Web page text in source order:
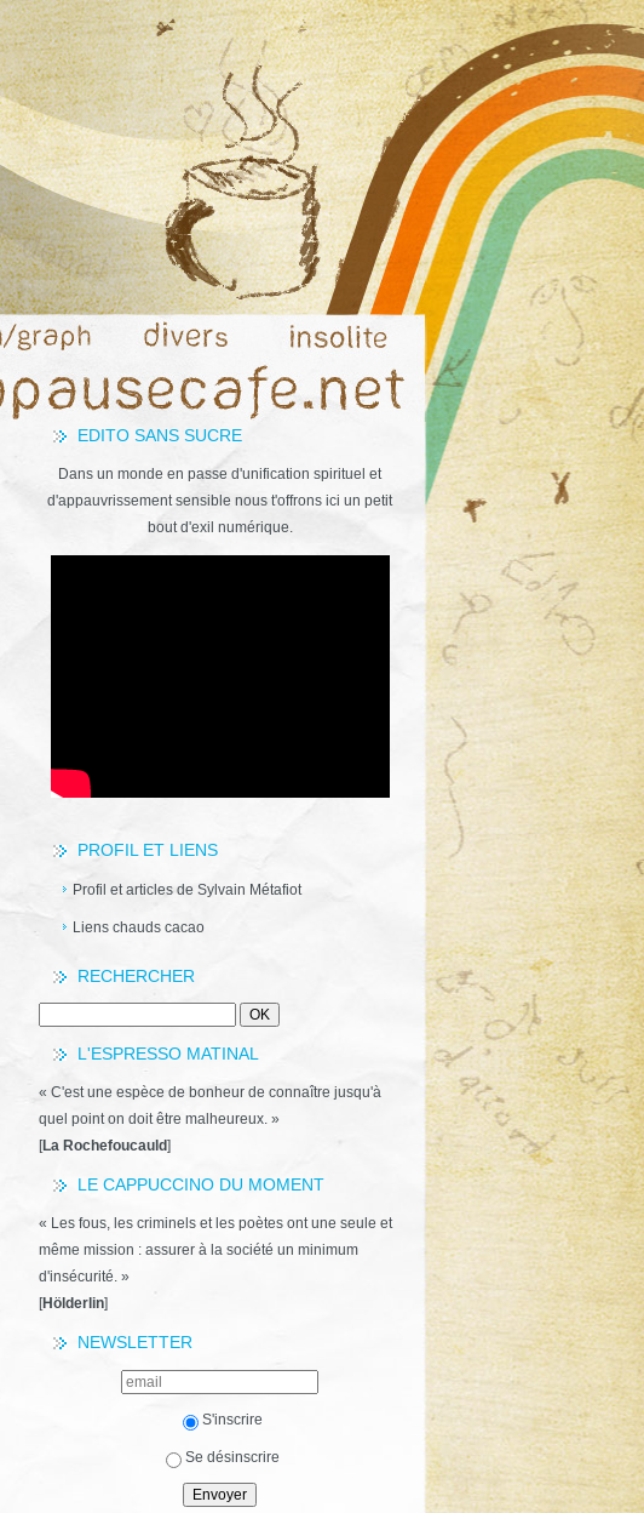
EDITO SANS SUCRE
Dans un monde en passe d'unification spirituel et
d'appauvrissement sensible nous t'offrons ici un petit
bout d'exil numérique.
PROFIL ET LIENS
Profil et articles de Sylvain Métafiot
Liens chauds cacao
RECHERCHER
L'ESPRESSO MATINAL
« C'est une espèce de bonheur de connaître jusqu'à
quel point on doit être malheureux. »
[La Rochefoucauld]
LE CAPPUCCINO DU MOMENT
« Les fous, les criminels et les poètes ont une seule et
même mission : assurer à la société un minimum
d'insécurité. »
[Hölderlin]
NEWSLETTER
S'inscrire
Se désinscrire